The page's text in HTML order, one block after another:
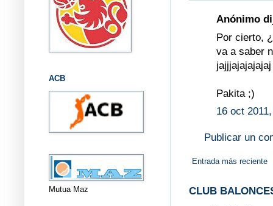
Anónimo
Por cierto,
va a saber
jajjjajajajajaj
Pakita ;)
16 oct
Publicar un
Entrada más reciente
CLUB
ACB
Mutua Maz